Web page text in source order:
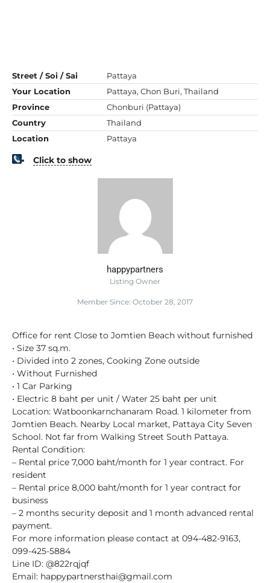
Street / Soi / Sai
Pattaya
Your Location
Pattaya, Chon Buri, Thailand
Province
Chonburi (Pattaya)
Country
Thailand
Location
Pattaya
Click to show
happypartners
Listing Owner
Member Since: October 28, 2017
Office for rent Close to Jomtien Beach without furnished
• Size 37 sq.m.
• Divided into 2 zones, Cooking Zone outside
• Without Furnished
• 1 Car Parking
• Electric 8 baht per unit / Water 25 baht per unit
Location: Watboonkarnchanaram Road. 1 kilometer from
Jomtien Beach. Nearby Local market, Pattaya City Seven
School. Not far from Walking Street South Pattaya.
Rental Condition:
– Rental price 7,000 baht/month for 1 year contract. For
resident
– Rental price 8,000 baht/month for 1 year contract for
business
– 2 months security deposit and 1 month advanced rental
payment.
For more information please contact at 094-482-9163,
099-425-5884
Line ID: @822rqjqf
Email: happypartnersthai@gmail.com